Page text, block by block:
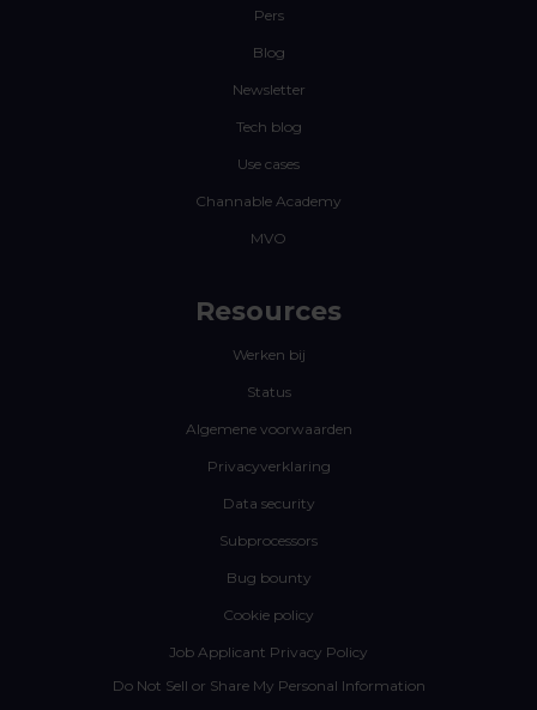
Pers
Blog
Newsletter
Tech blog
Use cases
Channable Academy
MVO
Resources
Werken bij
Status
Algemene voorwaarden
Privacyverklaring
Data security
Subprocessors
Bug bounty
Cookie policy
Job Applicant Privacy Policy
Do Not Sell or Share My Personal Information